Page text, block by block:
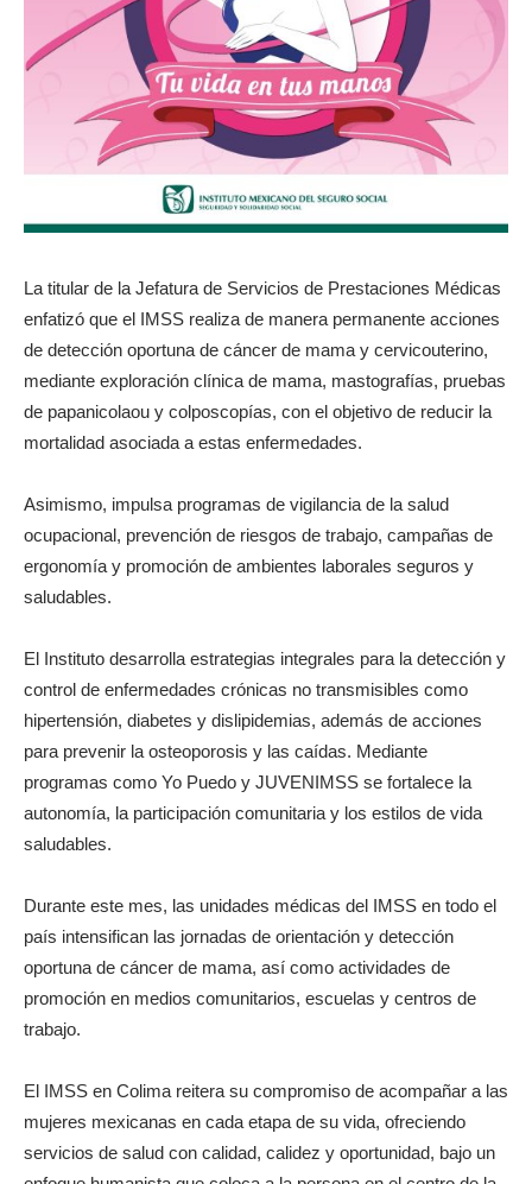
La titular de la Jefatura de Servicios de Prestaciones Médicas
enfatizó que el IMSS realiza de manera permanente acciones
de detección oportuna de cáncer de mama y cervicouterino,
mediante exploración clínica de mama, mastografías, pruebas
de papanicolaou y colposcopías, con el objetivo de reducir la
mortalidad asociada a estas enfermedades.
Asimismo, impulsa programas de vigilancia de la salud
ocupacional, prevención de riesgos de trabajo, campañas de
ergonomía y promoción de ambientes laborales seguros y
saludables.
El Instituto desarrolla estrategias integrales para la detección y
control de enfermedades crónicas no transmisibles como
hipertensión, diabetes y dislipidemias, además de acciones
para prevenir la osteoporosis y las caídas. Mediante
programas como Yo Puedo y JUVENIMSS se fortalece la
autonomía, la participación comunitaria y los estilos de vida
saludables.
Durante este mes, las unidades médicas del IMSS en todo el
país intensifican las jornadas de orientación y detección
oportuna de cáncer de mama, así como actividades de
promoción en medios comunitarios, escuelas y centros de
trabajo.
El IMSS en Colima reitera su compromiso de acompañar a las
mujeres mexicanas en cada etapa de su vida, ofreciendo
servicios de salud con calidad, calidez y oportunidad, bajo un